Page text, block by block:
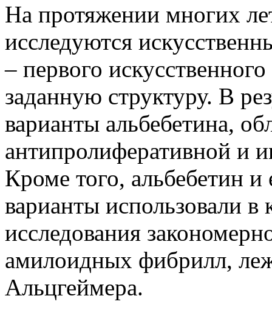
На протяжении многих
исследуются
– первого
заданную структуру. В
варианты альбебетина,
антипролиферативной и
Кроме того, альбебетин
варианты использовали в
исследования
амилоидных фибрилл,
Альцгеймера.